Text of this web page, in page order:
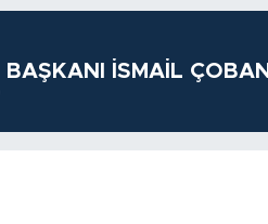
İSMAİL ÇOBAN